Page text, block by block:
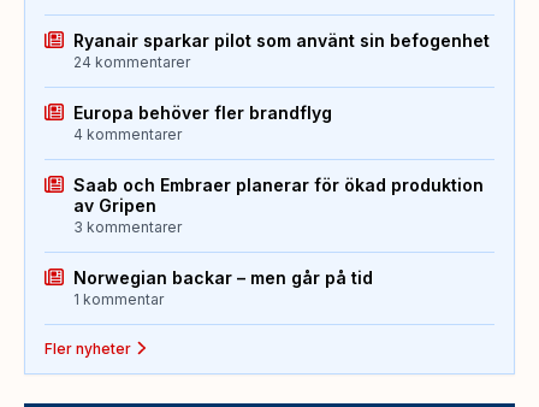
Ryanair sparkar pilot som använt sin befogenhet
24 kommentarer
Europa behöver fler brandflyg
4 kommentarer
Saab och Embraer planerar för ökad produktion
av Gripen
3 kommentarer
Norwegian backar – men går på tid
1 kommentar
Fler nyheter